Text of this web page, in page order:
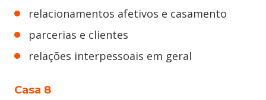
relacionamentos afetivos e casamento
parcerias e clientes
relações interpessoais em geral
Casa 8